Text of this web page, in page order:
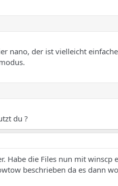
nano, der ist vielleicht
du ?
Habe die Files nun mit winscp
beschrieben da es dann